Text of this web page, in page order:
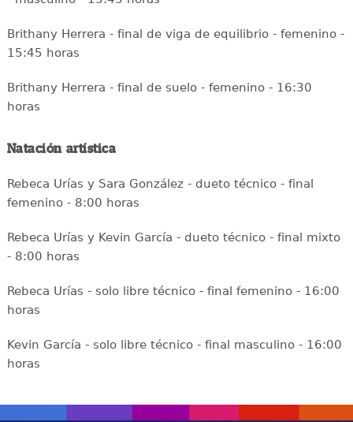
Brithany Herrera - final de viga de equilibrio - femenino -
15:45 horas
Brithany Herrera - final de suelo - femenino - 16:30
horas
Natación artística
Rebeca Urías y Sara González - dueto técnico - final
femenino - 8:00 horas
Rebeca Urías y Kevin García - dueto técnico - final mixto
- 8:00 horas
Rebeca Urías - solo libre técnico - final femenino - 16:00
horas
Kevin García - solo libre técnico - final masculino - 16:00
horas